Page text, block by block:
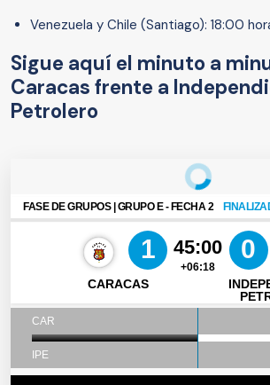
Venezuela y Chile (Santiago): 18:00
Sigue aquí el minuto a
Caracas frente a
Petrolero